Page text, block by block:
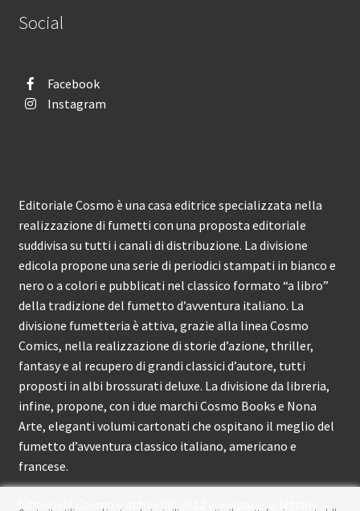
Social
Facebook
Instagram
Editoriale Cosmo è una casa editrice specializzata nella
realizzazione di fumetti con una proposta editoriale
suddivisa su tutti i canali di distribuzione. La divisione
edicola propone una serie di periodici stampati in bianco e
nero o a colori e pubblicati nel classico formato “a libro”
della tradizione del fumetto d’avventura italiano. La
divisione fumetteria è attiva, grazie alla linea Cosmo
Comics, nella realizzazione di storie d’azione, thriller,
fantasy e al recupero di grandi classici d’autore, tutti
proposti in albi brossurati deluxe. La divisione da libreria,
infine, propone, con i due marchi Cosmo Books e Nona
Arte, eleganti volumi cartonati che ospitano il meglio del
fumetto d’avventura classico italiano, americano e
francese.